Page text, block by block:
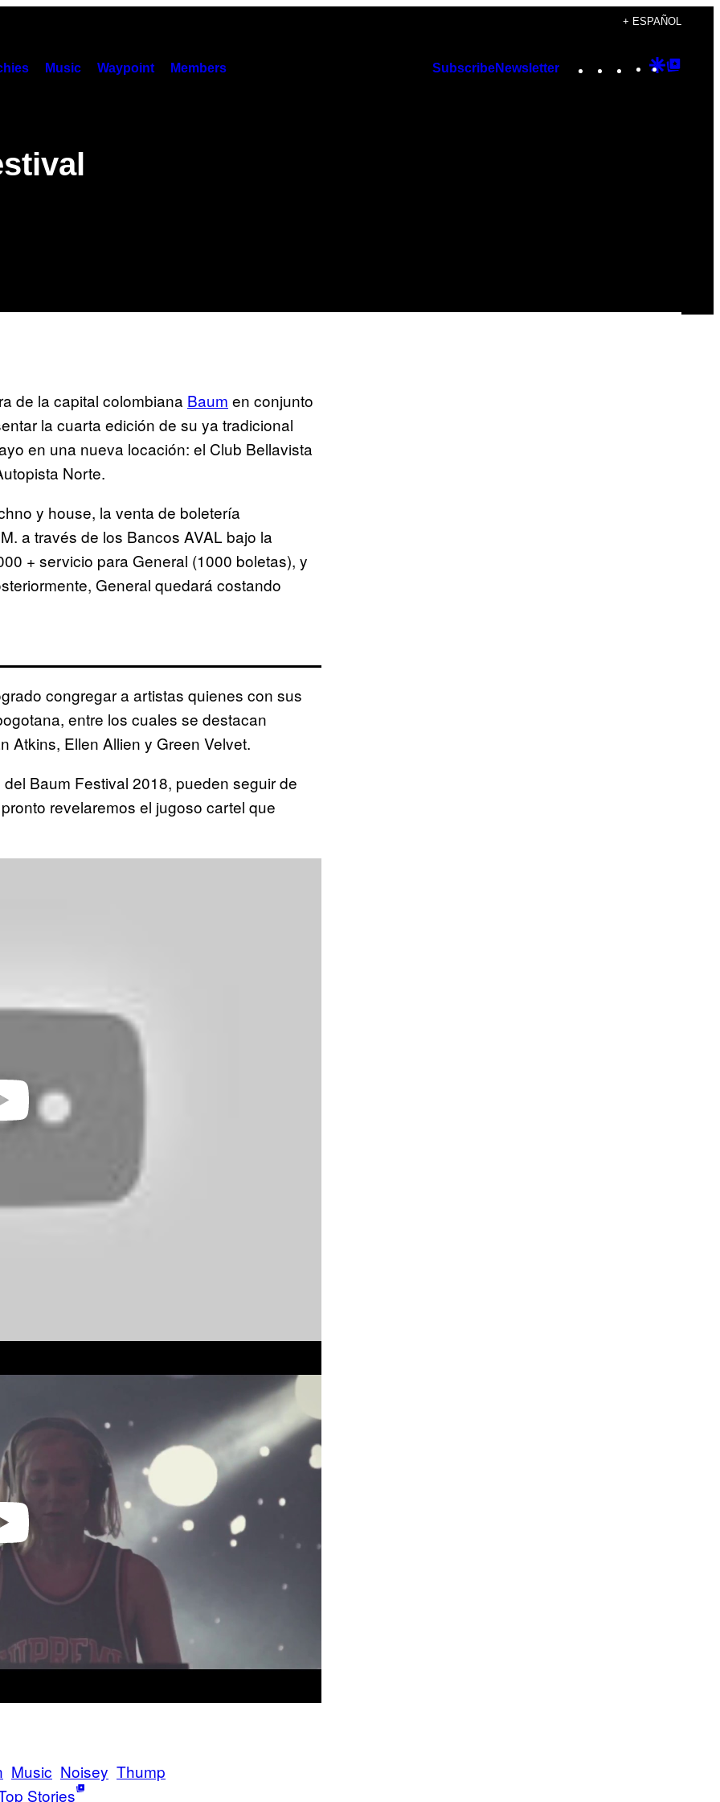
+ ESPAÑOL
Music Waypoint Members SubscribeNewsletter Instagram
TikTok
YouTube
Google
de la capital colombiana Baum en conjunto
la cuarta edición de su ya tradicional
en una nueva locación: el Club Bellavista
Norte.
y house, la venta de boletería
a través de los Bancos AVAL bajo la
+ servicio para General (1000 boletas), y
General quedará costando
congregar a artistas quienes con sus
entre los cuales se destacan
Atkins, Ellen Allien y Green Velvet.
Baum Festival 2018, pueden seguir de
revelaremos el jugoso cartel que
Music Noisey Thump
Stories